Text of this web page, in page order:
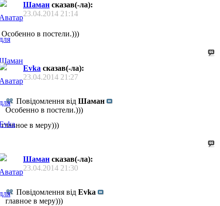
Шаман сказав(-ла):
23.04.2014 21:14
Особенно в постели.)))
Evka сказав(-ла):
23.04.2014 21:27
Повідомлення від Шаман
Особенно в постели.)))
главное в меру)))
Шаман сказав(-ла):
23.04.2014 21:30
Повідомлення від Evka
главное в меру)))